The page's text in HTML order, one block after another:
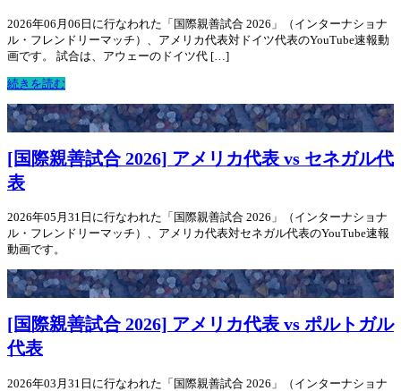
2026年06月06日に行なわれた「国際親善試合 2026」（インターナショナ
ル・フレンドリーマッチ）、アメリカ代表対ドイツ代表のYouTube速報動
画です。 試合は、アウェーのドイツ代 […]
続きを読む
[国際親善試合 2026] アメリカ代表 vs セネガル代
表
2026年05月31日に行なわれた「国際親善試合 2026」（インターナショナ
ル・フレンドリーマッチ）、アメリカ代表対セネガル代表のYouTube速報
動画です。
[国際親善試合 2026] アメリカ代表 vs ポルトガル
代表
2026年03月31日に行なわれた「国際親善試合 2026」（インターナショナ